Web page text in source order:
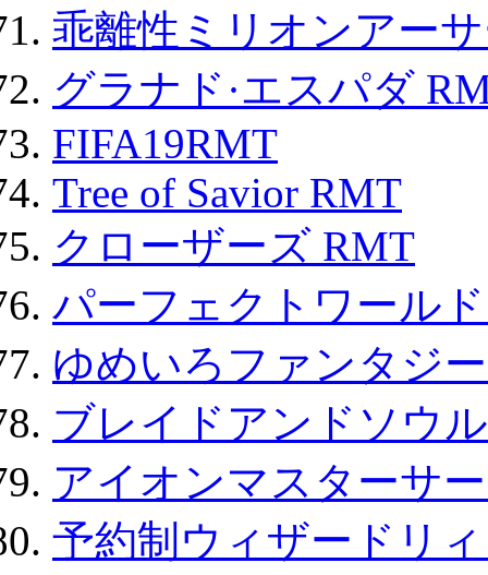
乖離性ミリオンアー
グラナド·エスパダ
FIFA19RMT
Tree of Savior RMT
クローザーズ RMT
パーフェクトワール
ゆめいろファンタジ
ブレイドアンドソウ
アイオンマスターサ
予約制ウィザードリ